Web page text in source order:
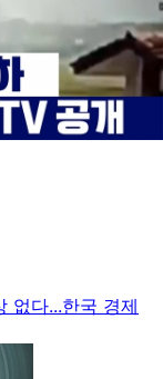
"...개전 106일만
없다...한국 경제